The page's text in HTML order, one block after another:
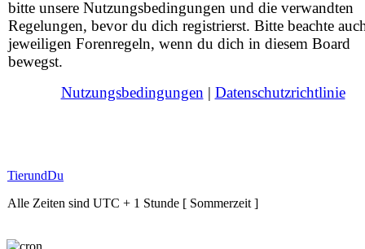
bitte unsere Nutzungsbedingungen und die verwandten
Regelungen, bevor du dich registrierst. Bitte beachte
jeweiligen Forenregeln, wenn du dich in diesem Board
bewegst.
Nutzungsbedingungen | Datenschutzrichtlinie
TierundDu
Alle Zeiten sind UTC + 1 Stunde [ Sommerzeit ]